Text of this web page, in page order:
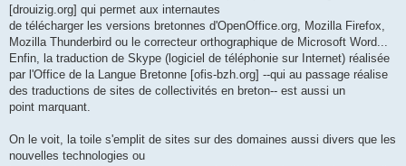
[drouizig.org] qui permet aux internautes
de télécharger les versions bretonnes d'OpenOffice.org, Mozilla Firefox,
Mozilla Thunderbird ou le correcteur orthographique de Microsoft Word...
Enfin, la traduction de Skype (logiciel de téléphonie sur Internet) réalisée
par l'Office de la Langue Bretonne [ofis-bzh.org] --qui au passage réalise
des traductions de sites de collectivités en breton-- est aussi un
point marquant.
On le voit, la toile s'emplit de sites sur des domaines aussi divers que les
nouvelles technologies ou